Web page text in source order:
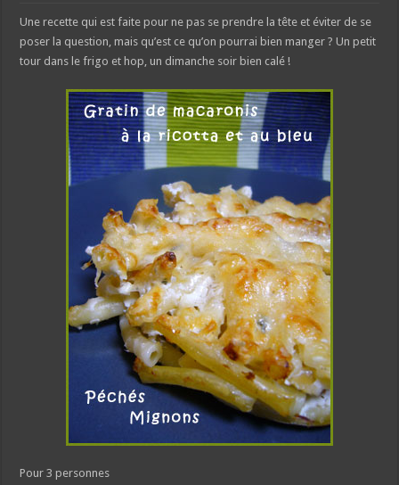
Une recette qui est faite pour ne pas se prendre la tête et éviter de se
poser la question, mais qu’est ce qu’on pourrai bien manger ? Un petit
tour dans le frigo et hop, un dimanche soir bien calé !
Pour 3 personnes